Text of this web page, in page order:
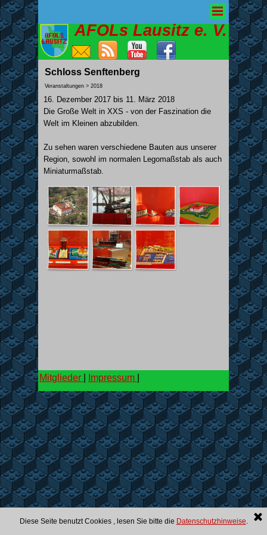
AFOLs Lausitz e. V.
Schloss Senftenberg
Veranstaltungen > 2018
16. Dezember 2017 bis 11. März 2018
Die Große Welt in XXS - von der Faszination die
Welt im Kleinen abzubilden.
Zu sehen waren verschiedene Bauten aus unserer
Region, sowohl im normalen Legomaßstab als auch
Miniaturmaßstab.
Mitglieder Impressum
Diese Seite benutzt Cookies , lesen Sie bitte die Datenschutzhinweise.